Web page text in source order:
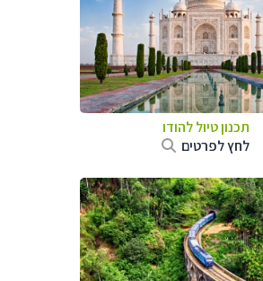
תכנון טיוללהודו
לחץ לפרטים